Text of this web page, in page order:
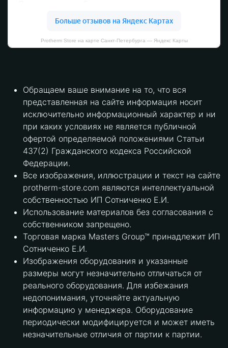
Protherm Store на карте Санкт‑Петербурга — Яндекс Карты
Обращаем ваше внимание на то, что вся
представленная на сайте информация носит
исключительно информационный характер и ни
при каких условиях не является публичной
офертой определяемой положениями Статьи
437(2) Гражданского кодекса Российской
Федерации.
Все изображения, иллюстрации и текст на сайте
protherm-store.com являются интеллектуальной
собственностью ИП Сотниченко Е.И.
Использование материалов без согласования с
собственником запрещено.
Торговая марка Masters Group™ принадлежит ИП
Сотниченко Е.И.
Изображения оборудования и указанные
размеры могут незначительно отличаться от
реального оборудования. Для избежания
недопонимания, уточняйте актуальную
информацию у менеджера. Оборудование
периодически модифицируется и может иметь
незначительные отличия от партии к партии.